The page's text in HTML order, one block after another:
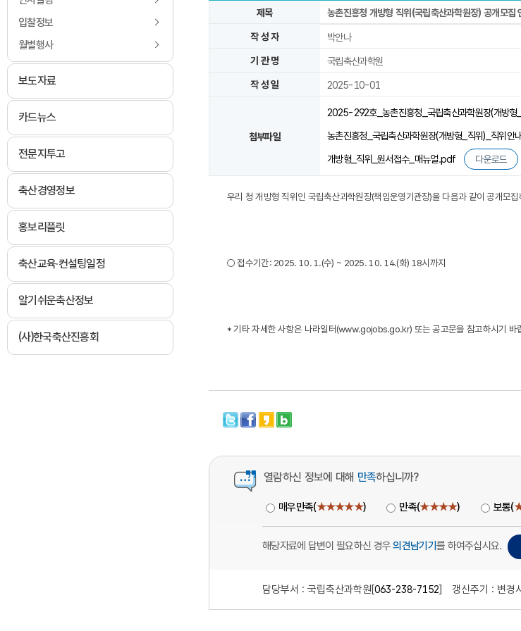
입찰정보
월별행사
보도자료
카드뉴스
전문지투고
축산경영정보
홍보리플릿
축산교육·컨설팅일정
알기쉬운축산정보
(사)한국축산진흥회
제목 농촌진흥청 개방형 직위(국립축산과학원장) 공개모집
작 성 자 박안나
기 관 명 국립축산과학원
작 성 일 2025-10-01
첨부파일
2025-292호_농촌진흥청_국립축산과학원장(개방
농촌진흥청_국립축산과학원장(개방형_직위)_직위안
개방형_직위_원서접수_매뉴얼.pdf 다운로드
우리 청 개방형 직위인 국립축산과학원장(책임운영기관장)을 다음과 같이 공개모
○ 접수기간: 2025. 10. 1.(수) ~ 2025. 10. 14.(화) 18시까지
* 기타 자세한 사항은 나라일터(www.gojobs.go.kr) 또는 공고문을 참고하시기 바
열람하신 정보에 대해 만족하십니까?
매우만족(★★★★★) 만족(★★★★) 보통(
해당자료에 답변이 필요하신 경우의견남기기 를 하여주십시요.
담당부서 : 국립축산과학원[063-238-7152] 갱신주기 : 변경시